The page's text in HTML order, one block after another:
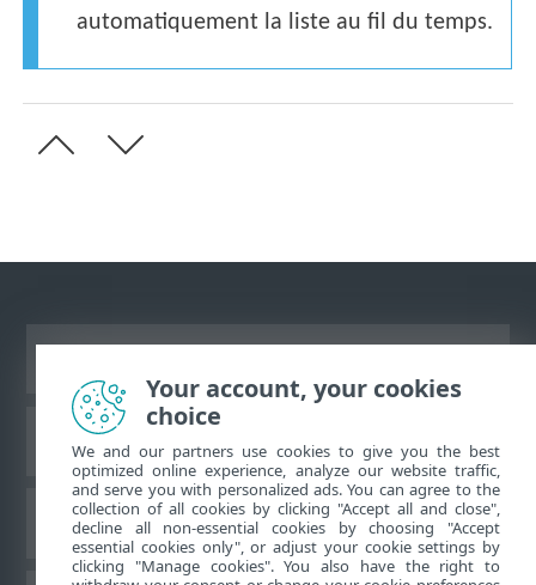
automatiquement la liste au fil du temps.
Base de connaissances ESET
Forum ESET
Your account, your cookies
choice
We and our partners use cookies to give you the best
optimized online experience, analyze our website traffic,
and serve you with personalized ads. You can agree to the
collection of all cookies by clicking "Accept all and close",
decline all non-essential cookies by choosing "Accept
essential cookies only", or adjust your cookie settings by
clicking "Manage cookies". You also have the right to